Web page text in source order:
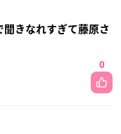
きなれすぎて藤原さ
0